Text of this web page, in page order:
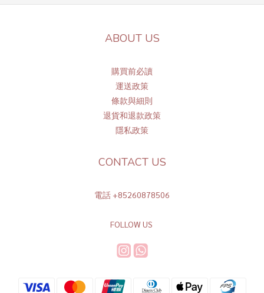
ABOUT US
購買前必讀
運送政策
條款與細則
退貨和退款政策
隱私政策
CONTACT US
電話 +85260878506
FOLLOW US